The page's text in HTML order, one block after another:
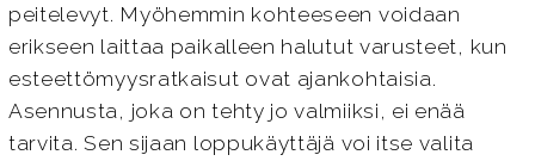
peitelevyt. Myöhemmin kohteeseen voidaan
erikseen laittaa paikalleen halutut varusteet, kun
esteettömyysratkaisut ovat ajankohtaisia.
Asennusta, joka on tehty jo valmiiksi, ei enää
tarvita. Sen sijaan loppukäyttäjä voi itse valita